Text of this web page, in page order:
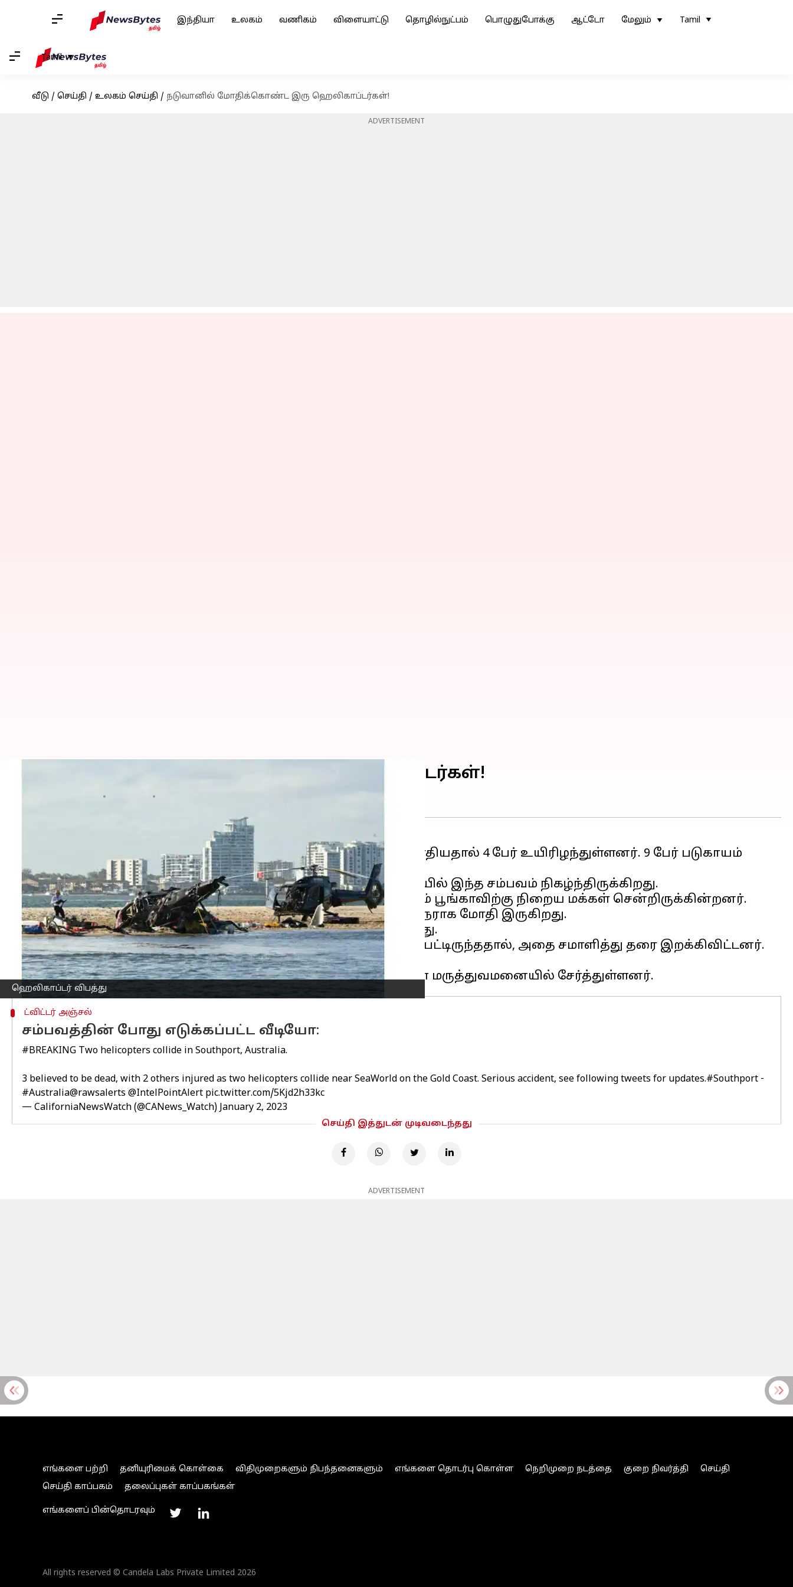
இந்தியா உலகம் வணிகம் விளையாட்டு தொழில்நுட்பம் பொழுதுபோக்கு ஆட்டோ மேலும் Tamil
Tamil
வீடு / செய்தி / உலகம் செய்தி / நடுவானில் மோதிக்கொண்ட இரு ஹெலிகாப்டர்கள்!
ADVERTISEMENT
ஹெலிகாப்டர் விபத்து
நடுவானில் மோதிக்கொண்ட இரு ஹெலிகாப்டர்கள்!
ஆஸ்திரேலியாவில் இரண்டு ஹெலிகாப்டர்கள் நேருக்குநேராக மோதியதால் 4 பேர் உயிரிழந்துள்ளனர். 9 பேர் படுகாயம்
அடைந்துள்ளனர். 3 பேர் கவலைக்கிடமான நிலையில் உள்ளனர்.
ஆஸ்திரேலியாவின் குயின்ஸ்லாந்து மாகணத்தின் தங்க கடற்கரையில் இந்த சம்பவம் நிகழ்ந்திருக்கிறது.
இன்று அங்கு விடுமுறை தினம். அதனால், அந்த பகுதியில் இருக்கும் பூங்காவிற்கு நிறைய மக்கள் சென்றிருக்கின்றனர்.
இந்த நிலையில், இரண்டு ஹெலிகாப்டர்கள் நடுவானில் நெருக்குநேராக மோதி இருகிறது.
ஒரு ஹெலிகாப்டர் மோதிய வேகத்தில் கடற்கரை மணலில் விழுந்தது.
இன்னொரு ஹெலிகாப்டருக்கு முன் பகுதியில் மட்டுமே பலத்த அடி பட்டிருந்ததால், அதை சமாளித்து தரை இறக்கிவிட்டனர்.
இந்த நிகழ்வால்,அந்த பகுதியில் பெரும் பரபரப்பு ஏற்பட்டது.
ட்விட்டர் அஞ்சல்
சம்பவத்தின் போது எடுக்கப்பட்ட வீடியோ:
#BREAKING Two helicopters collide in Southport, Australia.
3 believed to be dead, with 2 others injured as two helicopters collide near SeaWorld on the Gold Coast. Serious accident, see following tweets for updates.#Southport -
#Australia@rawsalerts @IntelPointAlert pic.twitter.com/5Kjd2h33kc
— CaliforniaNewsWatch (@CANews_Watch) January 2, 2023
செய்தி இத்துடன் முடிவடைந்தது
ADVERTISEMENT
எங்களை பற்றி தனியுரிமைக் கொள்கை விதிமுறைகளும் நிபந்தனைகளும் எங்களை தொடர்பு கொள்ள நெறிமுறை நடத்தை குறை நிவர்த்தி
செய்தி
செய்தி காப்பகம்
தலைப்புகள் காப்பகங்கள்
எங்களைப் பின்தொடரவும்
All rights reserved © Candela Labs Private Limited 2026